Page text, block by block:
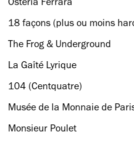
Osteria Ferrara
18 façons (plus ou moins
after à Paris
The Frog & Underground
La Gaîté Lyrique
104 (Centquatre)
Musée de la Monnaie de
Monsieur Poulet